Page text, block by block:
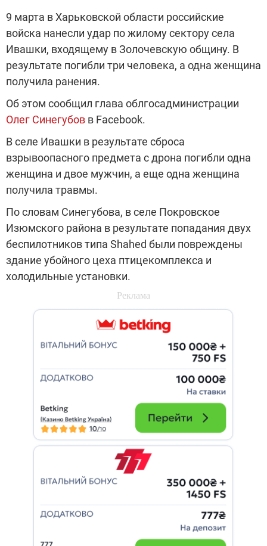
9 марта в Харьковской области российские
войска нанесли удар по жилому сектору села
Ивашки, входящему в Золочевскую общину. В
результате погибли три человека, а одна женщина
получила ранения.
Об этом сообщил глава облгосадминистрации
Олег Синегубов в Facebook.
В селе Ивашки в результате сброса
взрывоопасного предмета с дрона погибли одна
женщина и двое мужчин, а еще одна женщина
получила травмы.
По словам Синегубова, в селе Покровское
Изюмского района в результате попадания двух
беспилотников типа Shahed были повреждены
здание убойного цеха птицекомплекса и
холодильные установки.